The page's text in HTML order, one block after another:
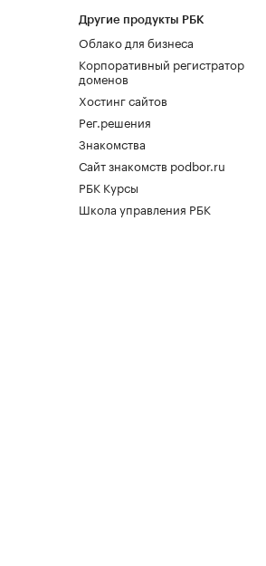
Другие продукты РБК
Облако для бизнеса
Корпоративный регистратор
доменов
Хостинг сайтов
Рег.решения
Знакомства
Сайт знакомств podbor.ru
РБК Курсы
Школа управления РБК